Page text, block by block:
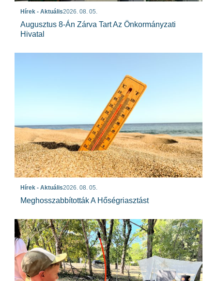
Hírek - Aktuális2026. 08. 05.
Augusztus 8-Án Zárva Tart Az Önkormányzati
Hivatal
Hírek - Aktuális2026. 08. 05.
Meghosszabbították A Hőségriasztást